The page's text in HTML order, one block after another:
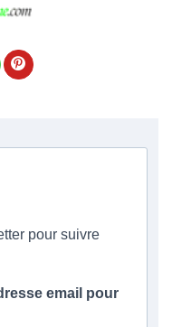
pour suivre
email pour